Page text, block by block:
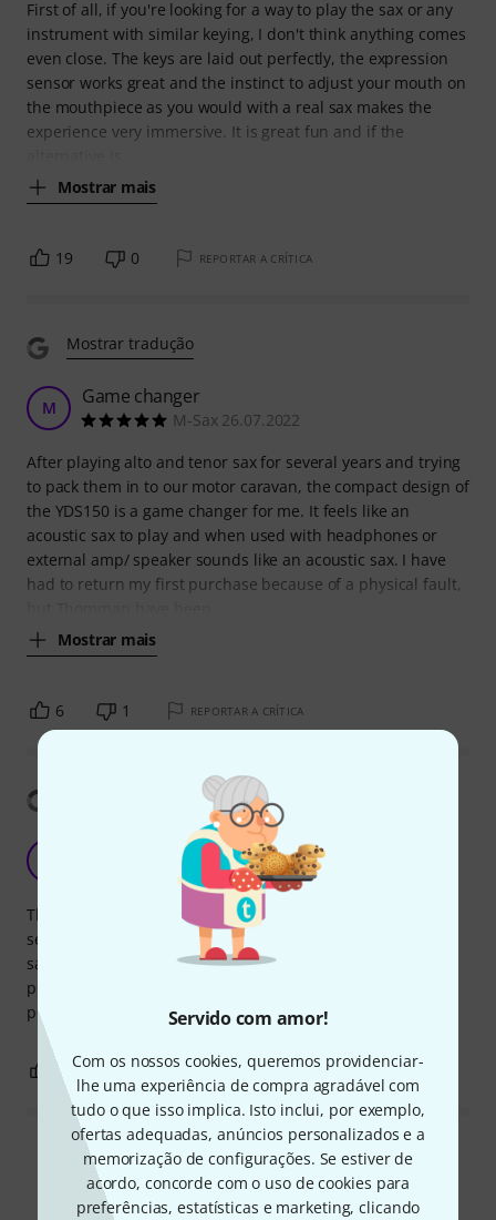
Servido com amor!
Com os nossos cookies, queremos providenciar-
lhe uma experiência de compra agradável com
tudo o que isso implica. Isto inclui, por exemplo,
ofertas adequadas, anúncios personalizados e a
memorização de configurações. Se estiver de
acordo, concorde com o uso de cookies para
preferências, estatísticas e marketing, clicando
First of all, if you're looking for a way to play the sax or any
instrument with similar keying, I don't think anything comes
even close. The keys are laid out perfectly, the expression
sensor works great and the instinct to adjust your mouth on
the mouthpiece as you would with a real sax makes the
experience very immersive. It is great fun and if the
Mostrar mais
19 0 REPORTAR A CRÍTICA
Mostrar tradução
M Game changer
M-Sax 26.07.2022
After playing alto and tenor sax for several years and trying
to pack them in to our motor caravan, the compact design of
the YDS150 is a game changer for me. It feels like an
acoustic sax to play and when used with headphones or
external amp/ speaker sounds like an acoustic sax. I have
had to return my first purchase because of a physical fault,
Mostrar mais
6 1 REPORTAR A CRÍTICA
Yamaha's quality in a nutshell!
helder coelho 22.11.2020
This is a novel instrument that suits both novice and more
seasoned musicians. The exact fingering like a traditional
saxophone makes transition go seamless and the creativity
potential is huge because after all this is a synth! Bonus
points for being able to play with headphones!!!
3 0 REPORTAR A CRÍTICA
Ler todas as reviews